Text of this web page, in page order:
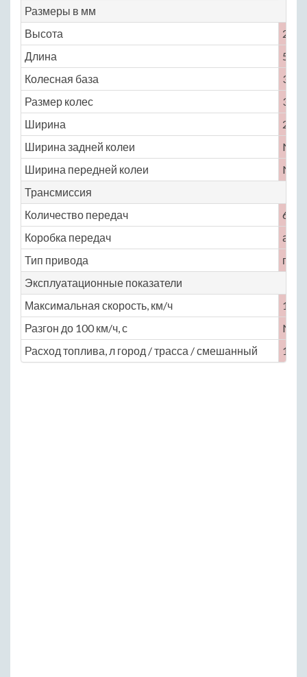
Размеры в мм
Высота
2020
Длина
5600
Колесная база
3340
Размер колес
325
Ширина
2100
Ширина задней колеи
No
Ширина передней колеи
No
Трансмиссия
Количество передач
6
Коробка передач
Тип привода
Эксплуатационные показатели
Максимальная скорость, км/ч
180
Разгон до 100 км/ч, с
No
Расход топлива, л город / трасса / смешанный
16 /